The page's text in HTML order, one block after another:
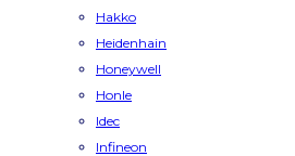
Hakko
Heidenhain
Honeywell
Honle
Idec
Infineon